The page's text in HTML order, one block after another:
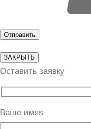
ЗАКРЫТЬ
Оставить заявку
Ваше имяs